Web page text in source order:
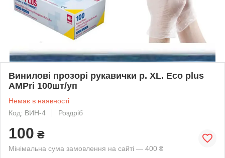
Винилові прозорі рукавички р. XL. Eco plus
AMPri 100шт/уп
Немає в наявності
Код: ВИН-4
Роздріб
100 ₴
Мінімальна сума замовлення на сайті — 400 ₴